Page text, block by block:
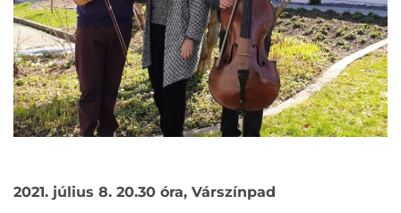
2021. július 8. 20.30 óra, Várszínpad